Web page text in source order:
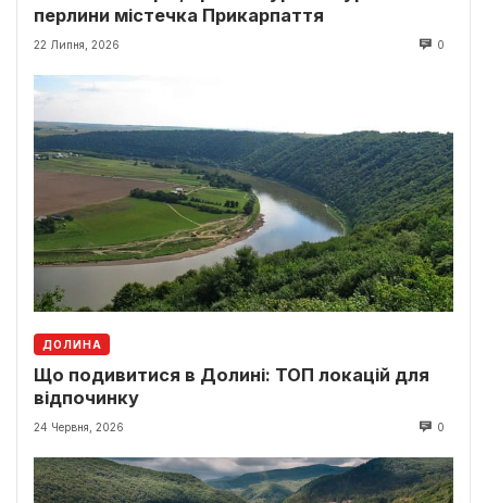
перлини містечка Прикарпаття
22 Липня, 2026 0
ДОЛИНА
Що подивитися в Долині: ТОП локацій для
відпочинку
24 Червня, 2026 0